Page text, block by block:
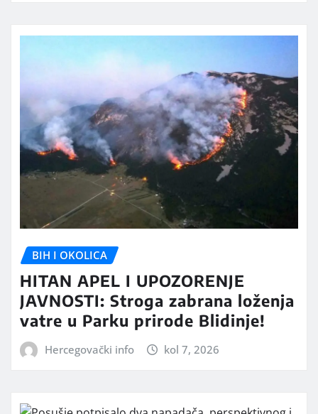
BIH I OKOLICA
HITAN APEL I UPOZORENJE
JAVNOSTI: Stroga zabrana loženja
vatre u Parku prirode Blidinje!
Hercegovački info kol 7, 2026